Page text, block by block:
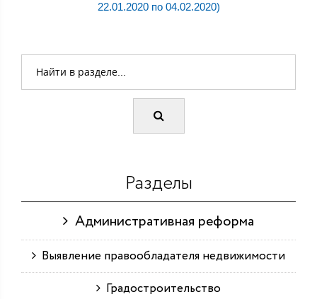
22.01.2020 по 04.02.2020)
Разделы
Административная реформа
Выявление правообладателя недвижимости
Градостроительство